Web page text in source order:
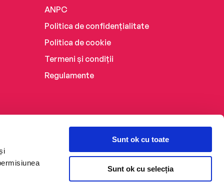
Sunt ok cu toate
Sunt ok cu selecția
ANPC
Politica de confidențialitate
Politica de cookie
Termeni și condiții
Regulamente